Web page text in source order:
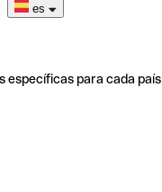
es
específicas para cada